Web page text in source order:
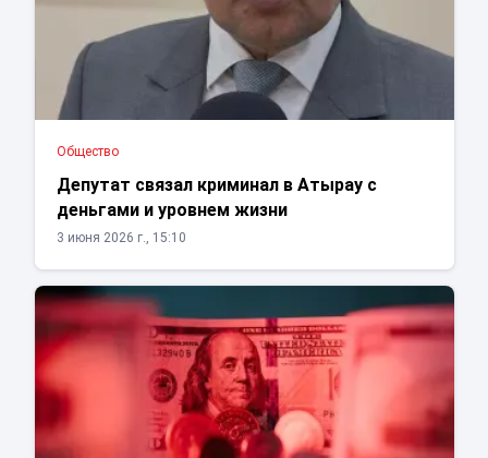
Общество
Депутат связал криминал в Атырау с
деньгами и уровнем жизни
3 июня 2026 г., 15:10